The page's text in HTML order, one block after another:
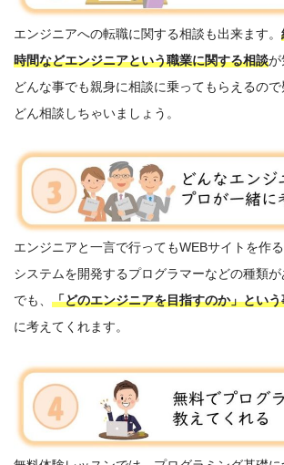
エンジニアへの転職に関する相談も出来ます。
時間などエンジニアという職業に関する相談が
どんな事でも親身に相談に乗ってもらえるの
どん相談しちゃいましょう。
エンジニアと一言で行ってもWEBサイトを作る
システムを開発するプログラマーなどの種類
でも、 「どのエンジニアを目指すのか」という
に考えてくれます。